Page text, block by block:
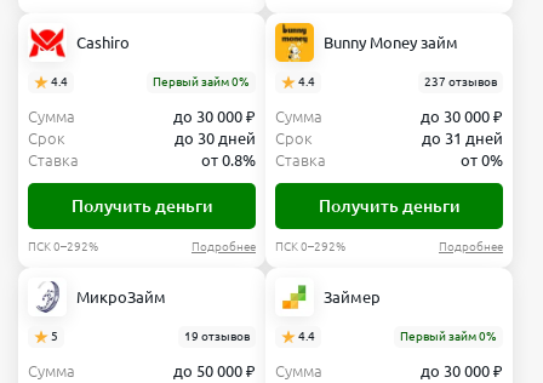
Cashiro
4.4 Первый займ 0%
Сумма
до 30 000 ₽
Срок
до 30 дней
Ставка
от 0.8%
Получить деньги
ПСК 0–292% Подробнее
Bunny Money займ
4.4 237 отзывов
Сумма
до 30 000 ₽
Срок
до 31 дней
Ставка
от 0%
Получить деньги
ПСК 0–292% Подробнее
МикроЗайм
5 19 отзывов
Сумма
до 50 000 ₽
Займер
4.4 Первый займ 0%
Сумма
до 30 000 ₽